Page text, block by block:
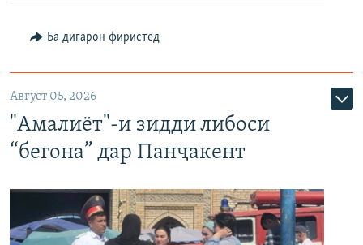
Ба дигарон фиристед
Август 05, 2026
"Амалиёт"-и зидди либоси
“бегона” дар Панҷакент